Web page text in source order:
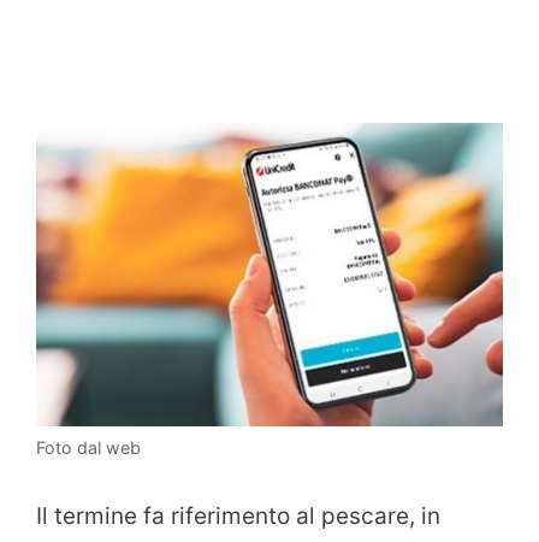
Foto dal web
Il termine fa riferimento al pescare, in